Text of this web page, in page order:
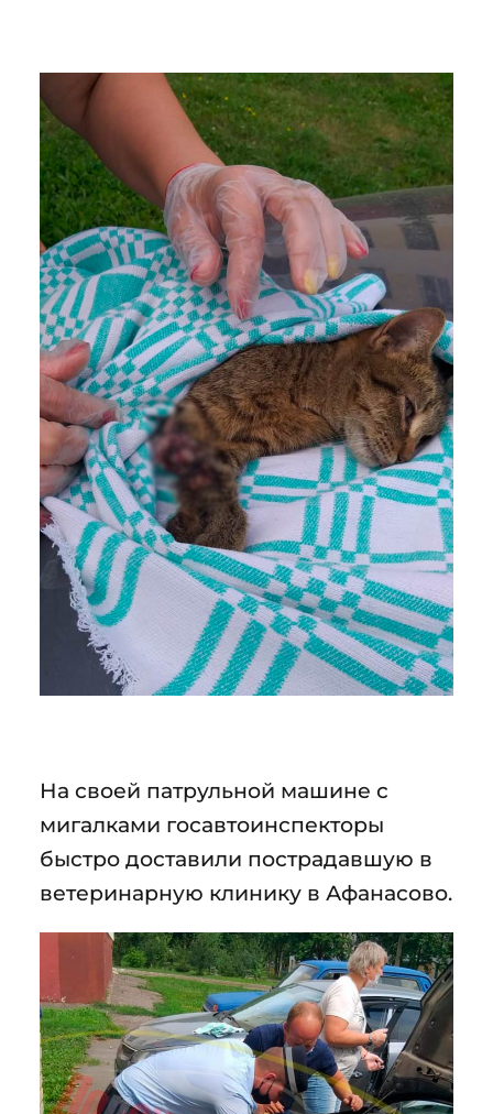
На своей патрульной машине с
мигалками госавтоинспекторы
быстро доставили пострадавшую в
ветеринарную клинику в Афанасово.